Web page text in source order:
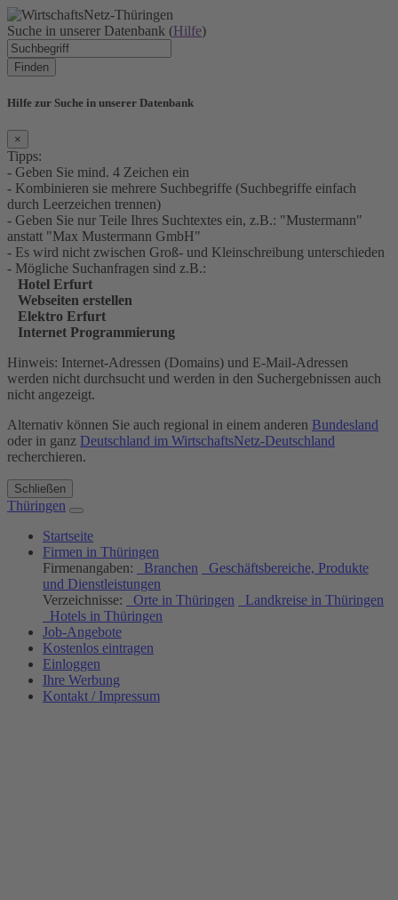
Suche in unserer Datenbank (Hilfe)
Finden
Hilfe zur Suche in unserer Datenbank
×
Tipps:
- Geben Sie mind. 4 Zeichen ein
- Kombinieren sie mehrere Suchbegriffe (Suchbegriffe einfach
durch Leerzeichen trennen)
- Geben Sie nur Teile Ihres Suchtextes ein, z.B.: "Mustermann"
anstatt "Max Mustermann GmbH"
- Es wird nicht zwischen Groß- und Kleinschreibung unterschieden
- Mögliche Suchanfragen sind z.B.:
Hotel Erfurt
Webseiten erstellen
Elektro Erfurt
Internet Programmierung
Hinweis: Internet-Adressen (Domains) und E-Mail-Adressen
werden nicht durchsucht und werden in den Suchergebnissen auch
nicht angezeigt.
Alternativ können Sie auch regional in einem anderen Bundesland
oder in ganz Deutschland im WirtschaftsNetz-Deutschland
recherchieren.
Schließen
Thüringen
Startseite
Firmen in Thüringen
Firmenangaben:
Branchen
Geschäftsbereiche, Produkte
und Dienstleistungen
Verzeichnisse:
Orte in Thüringen
Landkreise in Thüringen
Hotels in Thüringen
Job-Angebote
Kostenlos eintragen
Einloggen
Ihre Werbung
Kontakt / Impressum